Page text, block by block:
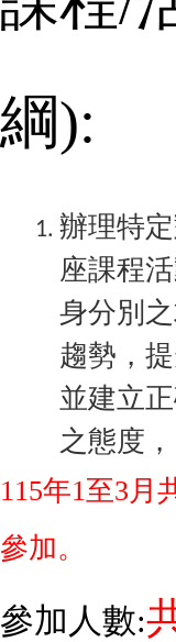
綱):
辦理特
座課程
身分別
趨勢，
並建立
之態度
115年1至3月
參加。
參加人數: